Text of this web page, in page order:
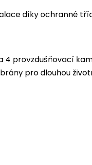
díky ochranné
4 provzdušňovací
pro dlouhou